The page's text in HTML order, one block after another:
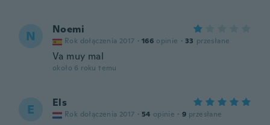
N Noemi
Rok dołączenia 2017 · 166 opinie · 33 przesłane
Va muy mal
około 6 roku temu
E Els
Rok dołączenia 2017 · 54 opinie · 9 przesłane